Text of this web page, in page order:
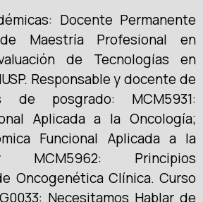
Docente Permanente
Maestría Profesional en
de Tecnologías en
Responsable y docente de
de posgrado: MCM5931:
Aplicada a la Oncología;
Funcional Aplicada a la
MCM5962: Principios
Oncogenética Clínica. Curso
Necesitamos Hablar de